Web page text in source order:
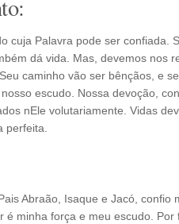
cuja Palavra pode ser confiada.
dá vida. Mas, devemos nos
caminho vão ser bênçãos, e
escudo. Nossa devoção,
nEle volutariamente. Vidas
perfeita.
Abraão, Isaque e Jacó, confio
é minha força e meu escudo.